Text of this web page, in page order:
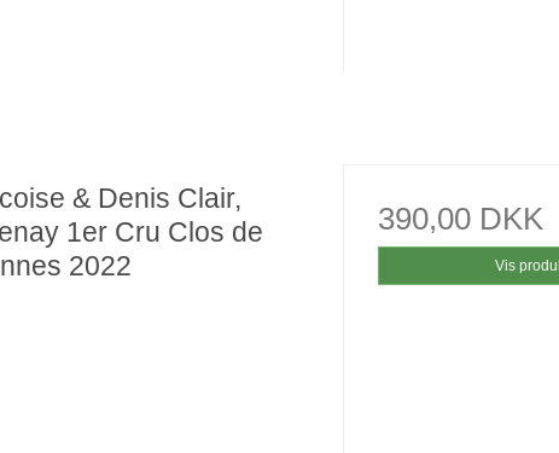
& Denis Clair,
1er Cru Clos de
2022
390,00 DKK
Vis